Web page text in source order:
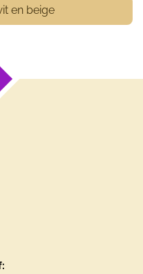
en beige